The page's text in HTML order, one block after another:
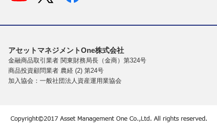
アセットマネジメントOne株式会社
金融商品取引業者 関東財務局長（金商）第324号
商品投資顧問業者 農経 (2) 第24号
加入協会：一般社団法人資産運用業協会